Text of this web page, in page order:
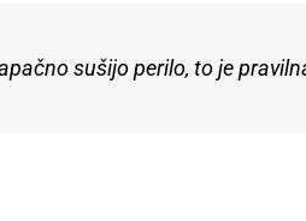
sušijo perilo, to je